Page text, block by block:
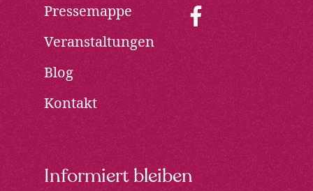
Pressemappe
Veranstaltungen
Blog
Kontakt
Informiert bleiben